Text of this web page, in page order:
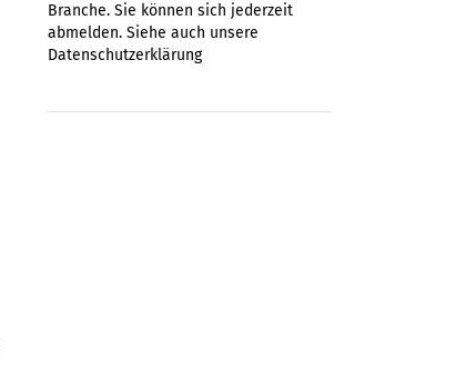
Branche. Sie können sich jederzeit
abmelden. Siehe auch unsere
Datenschutzerklärung